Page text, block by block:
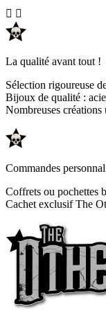
 
La qualité avant tout !
Sélection rigoureuse
Bijoux de qualité :
Nombreuses créations
Commandes
Coffrets ou pochettes
Cachet exclusif The